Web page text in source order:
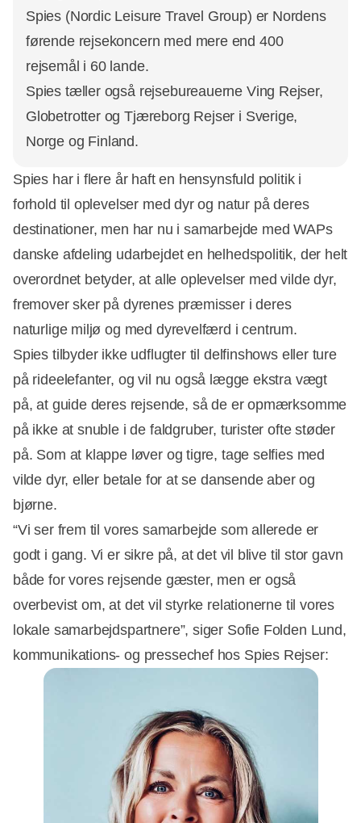
Spies (Nordic Leisure Travel Group) er Nordens
førende rejsekoncern med mere end 400
rejsemål i 60 lande.
Spies tæller også rejsebureauerne Ving Rejser,
Globetrotter og Tjæreborg Rejser i Sverige,
Norge og Finland.
Spies har i flere år haft en hensynsfuld politik i
forhold til oplevelser med dyr og natur på deres
destinationer, men har nu i samarbejde med WAPs
danske afdeling udarbejdet en helhedspolitik, der helt
overordnet betyder, at alle oplevelser med vilde dyr,
fremover sker på dyrenes præmisser i deres
naturlige miljø og med dyrevelfærd i centrum.
Spies tilbyder ikke udflugter til delfinshows eller ture
på rideelefanter, og vil nu også lægge ekstra vægt
på, at guide deres rejsende, så de er opmærksomme
på ikke at snuble i de faldgruber, turister ofte støder
på. Som at klappe løver og tigre, tage selfies med
vilde dyr, eller betale for at se dansende aber og
bjørne.
“Vi ser frem til vores samarbejde som allerede er
godt i gang. Vi er sikre på, at det vil blive til stor gavn
både for vores rejsende gæster, men er også
overbevist om, at det vil styrke relationerne til vores
lokale samarbejdspartnere”, siger Sofie Folden Lund,
kommunikations- og pressechef hos Spies Rejser: